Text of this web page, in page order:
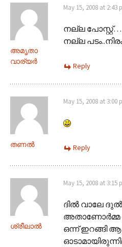
അമൃതാ
വാര്യര്‍
May 15, 2008 at 2:43
നല്ല പോസ്റ്റ്‌…
നല്ല
Reply
തണല്‍
May 15, 2008 at 3:00
Reply
ശ്രീലാല്‍
May 15, 2008 at 3:15
ദില്‍ വാലേ
അതാണോര്‍മ്മ
ഒന്ന് ഇറങ്ങി